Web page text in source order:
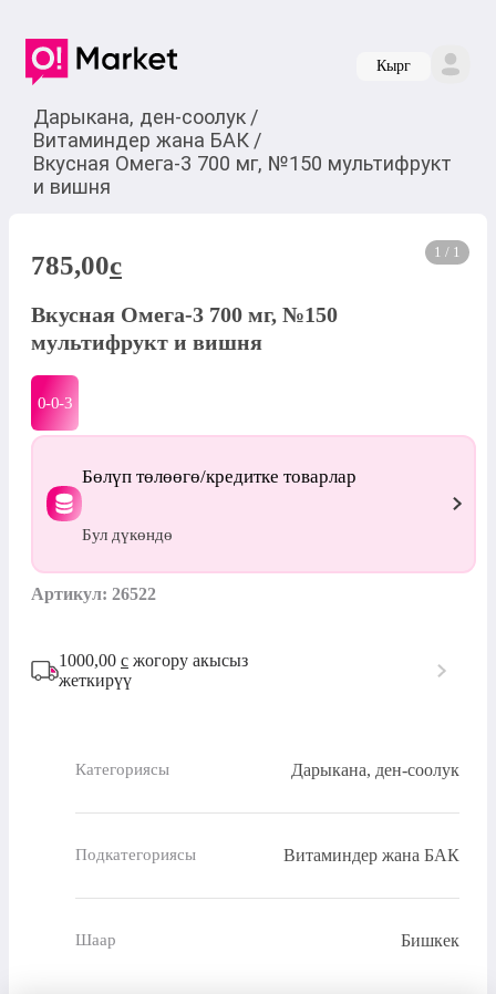
Кырг
Дарыкана, ден-соолук /
Витаминдер жана БАК /
Вкусная Омега-3 700 мг, №150 мультифрукт
и вишня
1 / 1
785,00c
Вкусная Омега-3 700 мг, №150
мультифрукт и вишня
0-0-3
Бөлүп төлөөгө/кредитке товарлар
Бул дүкөндө
Артикул: 26522
1000,00 с жогору акысыз
жеткирүү
Категориясы Дарыкана, ден-соолук
Подкатегориясы Витаминдер жана БАК
Шаар Бишкек